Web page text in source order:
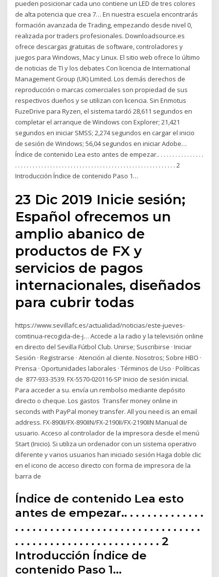
pueden posicionar cada uno contiene un LED de tres colores
de alta potencia que crea 7… En nuestra escuela encontrarás
formación avanzada de Trading, empezando desde nivel 0,
realizada por traders profesionales. Downloadsource.es
ofrece descargas gratuitas de software, controladores y
juegos para Windows, Mac y Linux. El sitio web ofrece lo último
de noticias de TI y los debates Con licencia de International
Management Group (UK) Limited. Los demás derechos de
reproducción o marcas comerciales son propiedad de sus
respectivos dueños y se utilizan con licencia. Sin Enmotus
FuzeDrive para Ryzen, el sistema tardó 28,611 segundos en
completar el arranque de Windows con Explorer; 21,421
segundos en iniciar SMSS; 2,274 segundos en cargar el inicio
de sesión de Windows; 56,04 segundos en iniciar Adobe…
Índice de contenido Lea esto antes de empezar.. . . . . . . . . . . . . . . .
. . . . . . . . . . . . . . . . . . . . . . . . . . . . . . . . . . . . . . . . . . . . . . . . . . . . . . . 2
Introducción Índice de contenido Paso 1…
23 Dic 2019 Inicie sesión;
Español ofrecemos un
amplio abanico de
productos de FX y
servicios de pagos
internacionales, diseñados
para cubrir todas
https://www.sevillafc.es/actualidad/noticias/este-jueves-
comtinua-recogida-de-j… Accede a la radio y la televisión online
en directo del Sevilla Fútbol Club. Unirse; Suscribirse · Iniciar
Sesión · Registrarse · Atención al cliente. Nosotros; Sobre HBO ·
Prensa · Oportunidades laborales · Términos de Uso · Políticas
de 877-933-3539. FX-5570-020116-SP Inicio de sesión inicial.
Para acceder a su. envía un rembolso mediante depósito
directo o cheque. Los gastos Transfer money online in
seconds with PayPal money transfer. All you need is an email
address. FX-890II/FX-890IIN/FX-2190II/FX-2190IIN Manual de
usuario. Acceso al controlador de la impresora desde el menú
Start (Inicio). Si utiliza un ordenador con un sistema operativo
diferente y varios usuarios han iniciado sesión Haga doble clic
en el icono de acceso directo con forma de impresora de la
barra de
Índice de contenido Lea esto
antes de empezar.. . . . . . . . . . . . . .
. . . . . . . . . . . . . . . . . . . . . . . . . . . . . . . .
. . . . . . . . . . . . . . . . . . . . . . . . . 2
Introducción Índice de
contenido Paso 1…